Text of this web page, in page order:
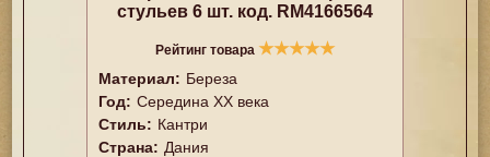
стульев 6 шт. код. RM4166564
Рейтинг товара ★★★★★
Материал: Береза
Год: Середина XX векa
Стиль: Кантри
Страна: Дания